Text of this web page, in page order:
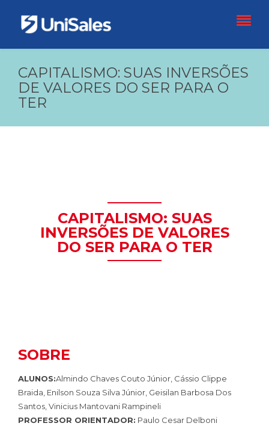
CAPITALISMO: SUAS INVERSÕES
DE VALORES DO SER PARA O
TER
CAPITALISMO: SUAS
INVERSÕES DE VALORES
DO SER PARA O TER
SOBRE
ALUNOS:Almindo Chaves Couto Júnior, Cássio Clippe
Braida, Enilson Souza Silva Júnior, Geisilan Barbosa Dos
Santos, Vinicius Mantovani Rampineli
PROFESSOR ORIENTADOR: Paulo Cesar Delboni